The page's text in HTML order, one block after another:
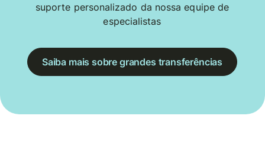
suporte personalizado da nossa equipe de
especialistas
Saiba mais sobre grandes transferências